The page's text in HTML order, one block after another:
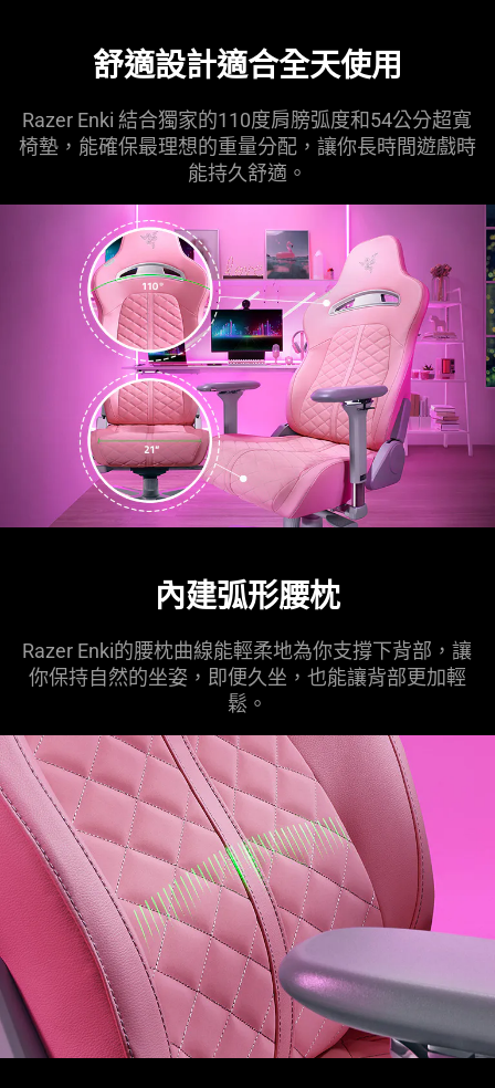
舒適設計適合全天使用
Razer Enki 結合獨家的110度肩膀弧度和54公分超寬
椅墊，能確保最理想的重量分配，讓你長時間遊戲時
能持久舒適。
內建弧形腰枕
Razer Enki的腰枕曲線能輕柔地為你支撐下背部，讓
你保持自然的坐姿，即便久坐，也能讓背部更加輕
鬆。